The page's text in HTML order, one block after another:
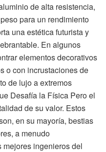
de alta resistencia,
para un rendimiento
una estética futurista y
En algunos
elementos decorativos
o con incrustaciones de
de lujo a extremos
Desafía la Física Pero el
de su valor. Estos
en su mayoría, bestias
a menudo
ingenieros del